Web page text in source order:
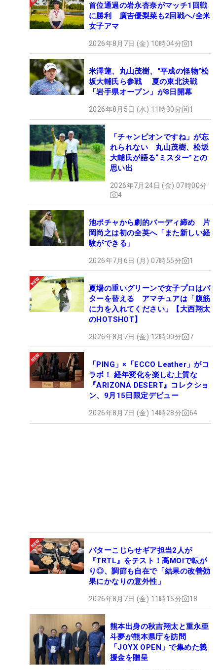
首位通過の岩永杏奈がマッチ1回戦
に勝利 廣吉優梨菜も2回戦へ/全米
女子アマ
2026年8月7日 (金) 10時04分 1
米澤蓮、丸山茂樹、“平成の怪物”松
坂大輔氏ら参戦 夏の東北決戦
「岩手県オープン」が8日開幕
2026年8月5日 (水) 11時30分 1
「チャンピオンですね」が忘
れられない 丸山茂樹、松坂
大輔氏が語る“ミスター”との
思い出
2026年7月24日 (金) 07時00分
4
池ポチャから劇的バーディ締め 片
岡尚之は初の全英へ「また新しい経
験ができる」
2026年7月6日 (月) 07時55分 1
夏場の重いグリーンで女子プロはパ
ターを替える アマチュアは「腹筋
に力を入れてください」【大西翔太
のHOTSHOT】
2026年8月7日 (金) 12時00分 7
「PING」×「ECCO Leather」がコ
ラボ！ 経年変化を楽しむ上質な
『ARIZONA DESERT』コレクショ
ン、9月15日限定デビュー
2026年8月7日 (金) 14時28分 64
パターこじらせギア担当2人が
『TRTL』をテスト！高MOIで転が
り◎、調節も自在で「結果の改善効
果にかなりの意外性」
2026年8月7日 (金) 11時15分 18
熊本出身の秋吉翔太と重永亜
斗夢が熊本県庁を訪問
「JOYX OPEN」で集めた義
援金を贈呈